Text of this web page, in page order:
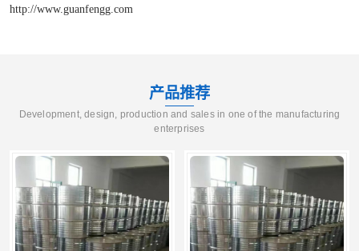
http://www.guanfengg.com
产品推荐
Development, design, production and sales in one of the manufacturing
enterprises